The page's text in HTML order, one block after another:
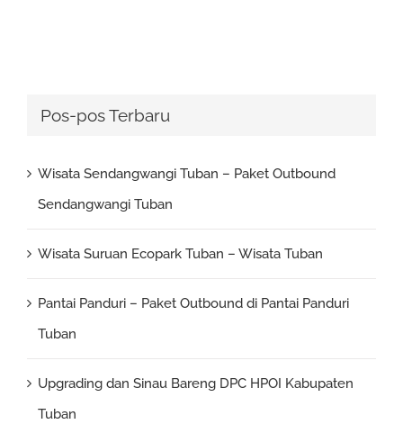
Pos-pos Terbaru
Wisata Sendangwangi Tuban – Paket Outbound
Sendangwangi Tuban
Wisata Suruan Ecopark Tuban – Wisata Tuban
Pantai Panduri – Paket Outbound di Pantai Panduri
Tuban
Upgrading dan Sinau Bareng DPC HPOI Kabupaten
Tuban